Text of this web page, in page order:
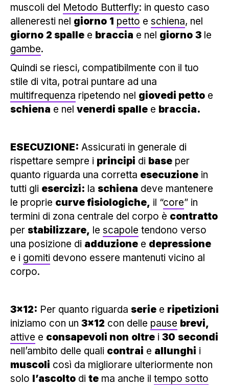
muscoli del Metodo Butterfly: in questo caso
alleneresti nel giorno 1 petto e schiena, nel
giorno 2 spalle e braccia e nel giorno 3 le
gambe.
Quindi se riesci, compatibilmente con il tuo
stile di vita, potrai puntare ad una
multifrequenza ripetendo nel giovedi petto e
schiena e nel venerdi spalle e braccia.
ESECUZIONE: Assicurati in generale di
rispettare sempre i principi di base per
quanto riguarda una corretta esecuzione in
tutti gli esercizi: la schiena deve mantenere
le proprie curve fisiologiche, il “core” in
termini di zona centrale del corpo è contratto
per stabilizzare, le scapole tendono verso
una posizione di adduzione e depressione
e i gomiti devono essere mantenuti vicino al
corpo.
3×12: Per quanto riguarda serie e ripetizioni
iniziamo con un 3×12 con delle pause brevi,
attive e consapevoli non oltre i 30 secondi
nell’ambito delle quali contrai e allunghi i
muscoli così da migliorare ulteriormente non
solo l’ascolto di te ma anche il tempo sotto